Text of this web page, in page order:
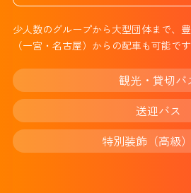
少人数のグループから大型団体まで、
（一宮・名古屋）からの配車も可能です
観光・貸切バ
送迎バス
特別装飾（高級